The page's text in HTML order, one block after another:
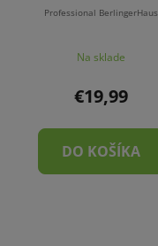
Professional BerlingerHaus
Na sklade
€19,99
DO KOŠÍKA